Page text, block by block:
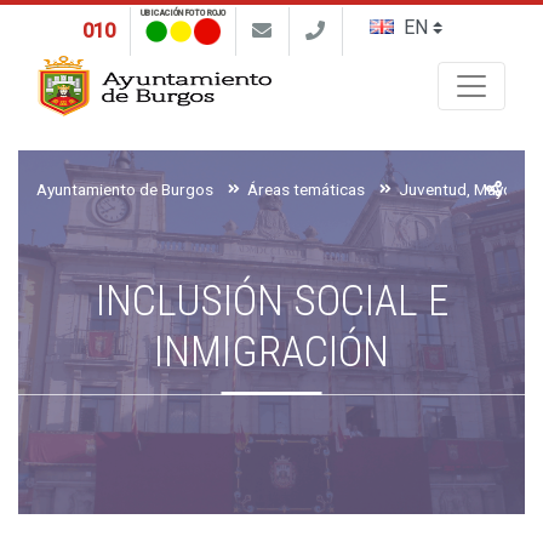
010
UBICACIÓN FOTO ROJO
Ayuntamiento de Burgos Áreas temáticas
INCLUSIÓN SOCIAL E
INMIGRACIÓN